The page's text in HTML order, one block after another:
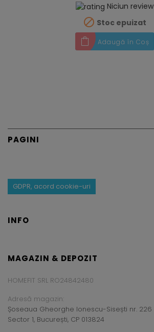
Niciun review
 Stoc epuizat
Adaugă în Coș
PAGINI
GDPR, acord cookie-uri
INFO
MAGAZIN & DEPOZIT
HOMEFIT SRL RO24842480
Adresă magazin:
Șoseaua Gheorghe Ionescu-Sisești nr. 226
Sector 1, București, CP 013824